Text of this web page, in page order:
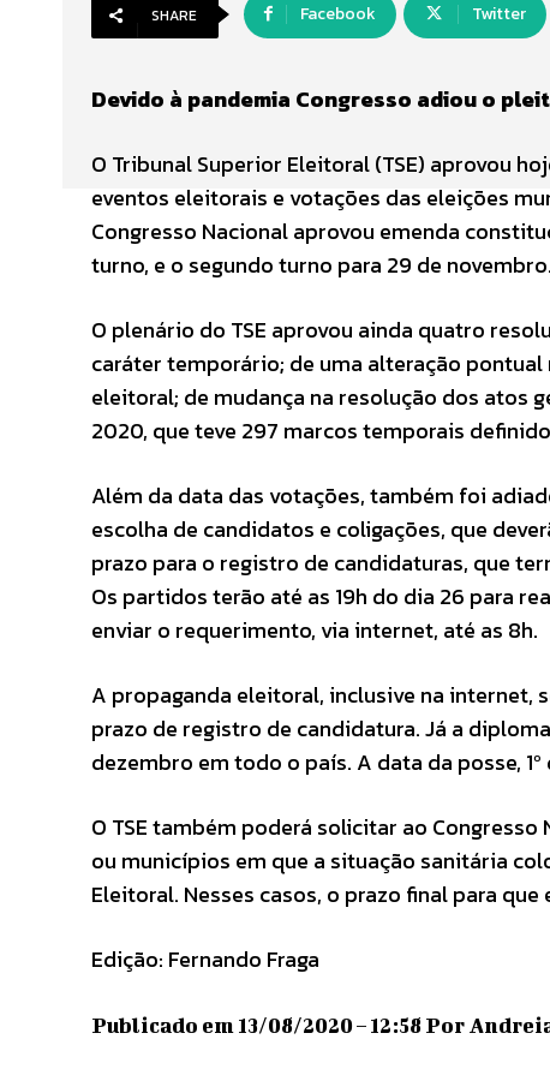
SHARE Facebook Twitter
Devido à pandemia Congresso adiou o
O Tribunal Superior Eleitoral (TSE) aprovou
eventos eleitorais e votações das eleições
Congresso Nacional aprovou emenda
turno, e o segundo turno para 29 de
O plenário do TSE aprovou ainda quatro
caráter temporário; de uma alteração
eleitoral; de mudança na resolução dos atos
2020, que teve 297 marcos temporais
Além da data das votações, também foi
escolha de candidatos e coligações, que
prazo para o registro de candidaturas, que
Os partidos terão até as 19h do dia 26 para
enviar o requerimento, via internet, até as 8h.
A propaganda eleitoral, inclusive na internet,
prazo de registro de candidatura. Já a
dezembro em todo o país. A data da posse,
O TSE também poderá solicitar ao
ou municípios em que a situação sanitária
Eleitoral. Nesses casos, o prazo final para
Edição: Fernando Fraga
Publicado em 13/08/2020 – 12:58 Por